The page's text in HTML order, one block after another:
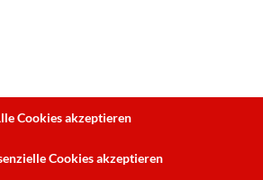
Plotter? (Bitte Auswählen!)
Cookies akzeptieren
Cookies akzeptieren